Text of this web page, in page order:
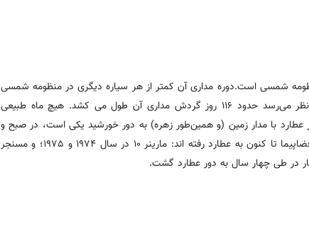
شمسی است.دوره مداری آن کمتر از هر سیاره دیگری در منظومه شمسی
است. از زمین که به آن نگاه می‌کنید به نظر می‌رسد حدود ۱۱۶ روز گردش مداری آن طول می کشد. هیچ ماه طبیعی
عطارد با مدار زمین (و همین‌طور زهره) به دور خورشید یکی است، در صبح و
غروب در آسمان زمین دیده می شود. دو فضاپیما تا کنون به عطارد رفته اند: مارینر ۱۰ در سال ۱۹۷۴ و ۱۹۷۵؛ و مسنجر